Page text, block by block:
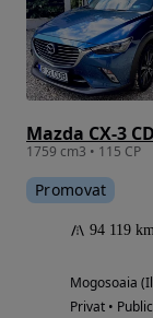
Mazda CX-3
1759 cm3 • 115 CP
Promovat
94 119 km
Mogosoaia
Privat •